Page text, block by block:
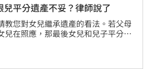
兒平分遺產不妥？律師說了
教您對女兒繼承遺產的看法。若父母
兒在照應，那最後女兒和兒子平分家